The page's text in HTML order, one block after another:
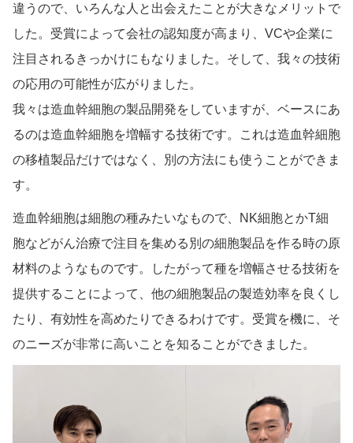
違うので、いろんな人と出会えたことが大きなメリットで
した。受賞によって会社の認知度が高まり、VCや企業に
注目されるきっかけにもなりました。そして、我々の技術
の応用の可能性が広がりました。
我々は造血幹細胞の製品開発をしていますが、ベースにあ
るのは造血幹細胞を増幅する技術です。これは造血幹細胞
の移植製品だけではなく、別の方法にも使うことができま
す。
造血幹細胞は細胞の種みたいなもので、NK細胞とかT細
胞などがん治療で注目を集める別の細胞製品を作る時の原
材料のようなものです。したがって種を増幅させる技術を
提供することによって、他の細胞製品の製造効率を良くし
たり、有効性を高めたりできるわけです。受賞を機に、そ
のニーズが非常に高いことを知ることができました。